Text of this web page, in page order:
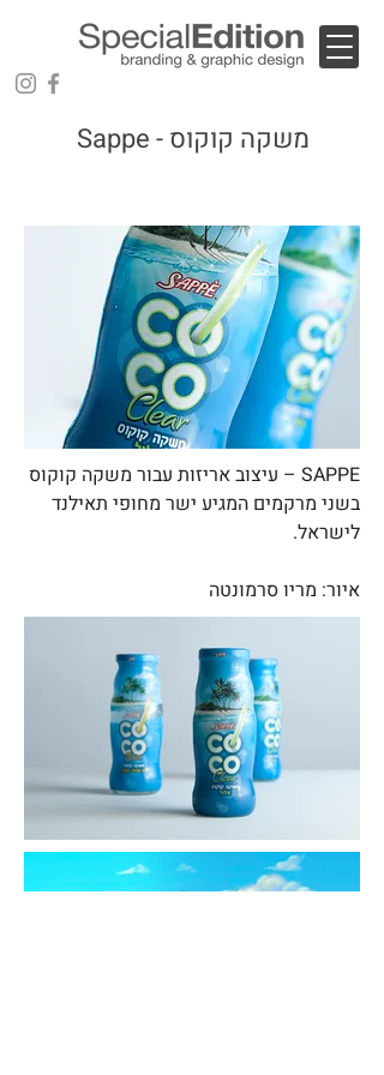
Sappe - משקה קוקוס
SAPPE – עיצוב אריזות עבור משקה קוקוס
בשני מרקמים המגיע ישר מחופי תאילנד
לישראל.
איור: מריו סרמונטה